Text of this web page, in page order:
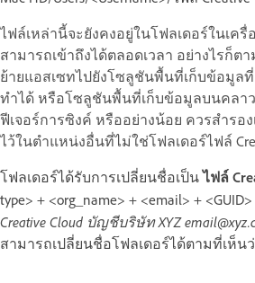
ไฟล์เหล่านี้จะยังคงอยู่ในโฟลเดอร์ในเ
สามารถเข้าถึงได้ตลอดเวลา อย่างไรก็
ย้ายแอสเซทไปยังโซลูชันพื้นที่เก็บข้อมูลที่
ทำได้ หรือโซลูชันพื้นที่เก็บข้อมูลบนคลา
ฟีเจอร์การซิงค์ หรืออย่างน้อย ควรสำรอ
ไว้ในตำแหน่งอื่นที่ไม่ใช่โฟลเดอร์ไฟล์
โฟลเดอร์ได้รับการเปลี่ยนชื่อเป็นไฟล์
type> + <org_name> + <email> +
Creative Cloud บัญชีบริษัท XYZ
สามารถเปลี่ยนชื่อโฟลเดอร์ได้ตามที่เห็น